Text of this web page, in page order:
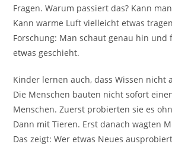
Fragen. Warum passiert das? Kann
Kann warme Luft vielleicht etwas
Forschung: Man schaut genau hin und
etwas geschieht.
Kinder lernen auch, dass Wissen nicht
Die Menschen bauten nicht sofort
Menschen. Zuerst probierten sie es
Dann mit Tieren. Erst danach wagten
Das zeigt: Wer etwas Neues